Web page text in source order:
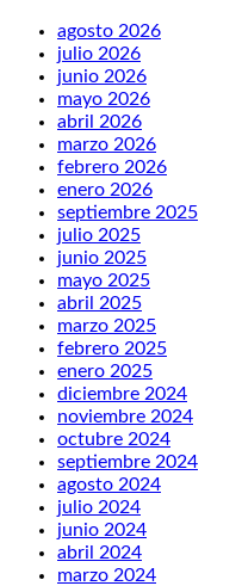
agosto 2026
julio 2026
junio 2026
mayo 2026
abril 2026
marzo 2026
febrero 2026
enero 2026
septiembre 2025
julio 2025
junio 2025
mayo 2025
abril 2025
marzo 2025
febrero 2025
enero 2025
diciembre 2024
noviembre 2024
octubre 2024
septiembre 2024
agosto 2024
julio 2024
junio 2024
abril 2024
marzo 2024